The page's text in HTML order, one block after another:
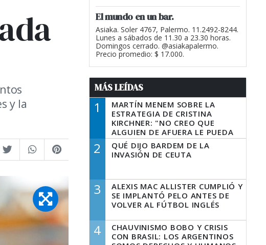
y la
El mundo en un bar.
Asiaka. Soler 4767, Palermo. 11.2492-8244.
Lunes a sábados de 11.30 a 23.30 horas.
Domingos cerrado. @asiakapalermo.
Precio promedio: $ 17.000.
MÁS LEÍDAS
1
MARTÍN MENEM SOBRE LA
ESTRATEGIA DE CRISTINA
KIRCHNER: "NO CREO QUE
ALGUIEN DE AFUERA LE PUEDA
DECIR A LA JUSTICIA LO QUE
TIENE QUE HACER"
2
QUÉ DIJO BARDEM DE LA
INVASIÓN DE CEUTA
3
ALEXIS MAC ALLISTER CUMPLIÓ Y
SE IMPLANTÓ PELO ANTES DE
VOLVER AL FÚTBOL INGLÉS
4
CHAUVINISMO BOBO Y CRISIS
CON BRASIL: LOS ARGENTINOS